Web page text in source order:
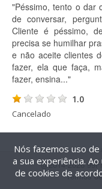
"Péssimo, tento o dar
de conversar,
Cliente é péssimo,
precisa se humilhar
e não aceite clientes
fazer, ela que faça,
fazer, ensina..."
1.0
Cancelado
@2014-2026
Termos
Nós fazemos uso
a sua experiência.
de cookies de